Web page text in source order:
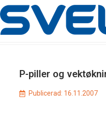
P-piller og
Publicerad: 16.11.2007